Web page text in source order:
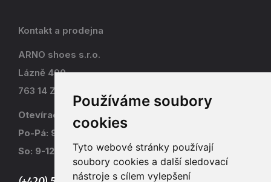
Používáme soubory
cookies
Tyto webové stránky používají
soubory cookies a další sledovací
nástroje s cílem vylepšení
Kontakt a prodejna
ARNO shoes s.r.o.
Lázně 490
763 14 Zlín - Kostelec
Otevírací doba
Po-Pá: 9-17
So: 9-12